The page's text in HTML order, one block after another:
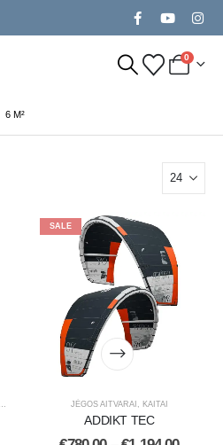
0
6 M²
SALE
JĖGOS AITVARAI KAITAI
ADDIKT TEC